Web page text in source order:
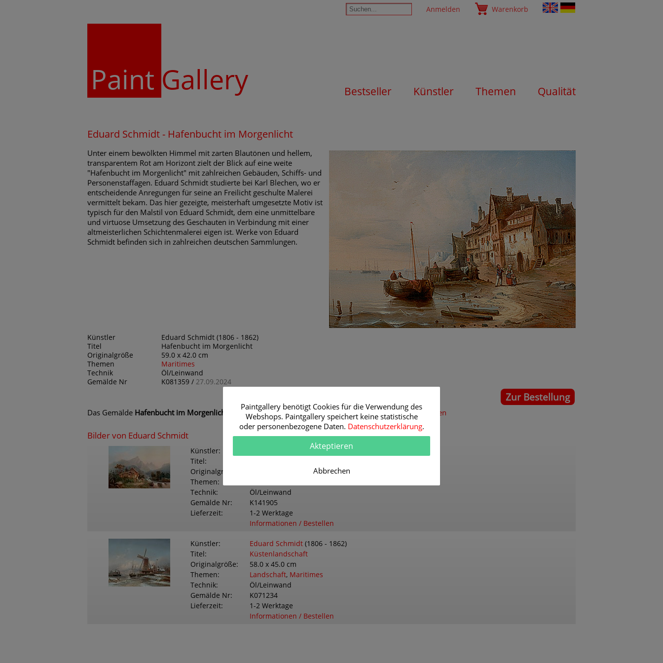
Anmelden Warenkorb
Paint Gallery Bestseller Künstler Themen Qualität
Eduard Schmidt - Hafenbucht im Morgenlicht
Unter einem bewölkten Himmel mit zarten Blautönen und hellem,
transparentem Rot am Horizont zielt der Blick auf eine weite
"Hafenbucht im Morgenlicht" mit zahlreichen Gebäuden, Schiffs- und
Personenstaffagen. Eduard Schmidt studierte bei Karl Blechen, wo er
entscheidende Anregungen für seine an Freilicht geschulte Malerei
vermittelt bekam. Das hier gezeigte, meisterhaft umgesetzte Motiv ist
typisch für den Malstil von Eduard Schmidt, dem eine unmittelbare
und virtuose Umsetzung des Geschauten in Verbindung mit einer
altmeisterlichen Schichtenmalerei eigen ist. Werke von Eduard
Schmidt befinden sich in zahlreichen deutschen Sammlungen.
Künstler
Eduard Schmidt (1806 - 1862)
Titel
Hafenbucht im Morgenlicht
Originalgröße
59.0 x 42.0 cm
Themen
Maritimes
Technik
Öl/Leinwand
Gemälde Nr
K081359 / 27.09.2024
Zur Bestellung
Das Gemälde Hafenbucht im Morgenlicht von Eduard Schmidt als hochwertigen Kunstdruckhier bestellen
Bilder von Eduard Schmidt
Künstler
(1806 - 1862)
Titel
Originalgröße
Themen
Technik
Öl/Leinwand
Gemälde Nr
K141905
Lieferzeit
1-2 Werktage
Informationen / Bestellen
Künstler Eduard Schmidt (1806 - 1862)
Titel
Küstenlandschaft
Originalgröße
58.0 x 45.0 cm
Themen
Landschaft, Maritimes
Technik
Öl/Leinwand
Gemälde Nr
K071234
Lieferzeit
1-2 Werktage
Informationen / Bestellen
Paintgallery benötigt Cookies für die Verwendung des
Webshops. Paintgallery speichert keine statistische
oder personenbezogene Daten. Datenschutzerklärung.
Akteptieren
Abbrechen